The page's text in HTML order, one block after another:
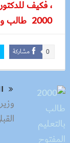
، فكيف
2000 طالب وطالبة .
مشاركة 0